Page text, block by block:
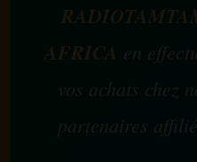
AFRICA en
vos achats chez
partenaires